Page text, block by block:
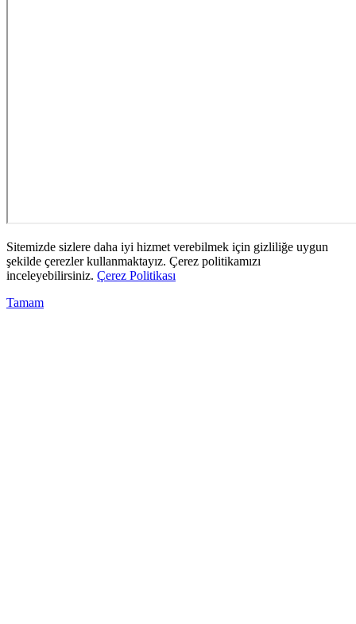
Sitemizde sizlere daha iyi hizmet verebilmek için gizliliğe uygun
şekilde çerezler kullanmaktayız. Çerez politikamızı
inceleyebilirsiniz. Çerez Politikası
Tamam